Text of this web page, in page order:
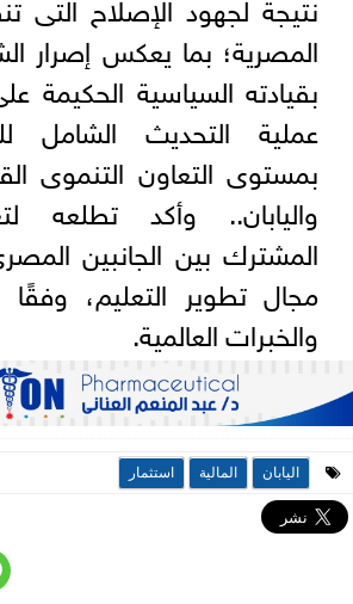
المصرية؛ بما يعكس إصرار
بقيادته السياسية
عملية التحديث الشامل
بمستوى التعاون التنموى
واليابان.. وأكد تطلعه
المشترك بين الجانبين
مجال تطوير التعليم،
والخبرات العالمية.
اليابان المالية استثمار